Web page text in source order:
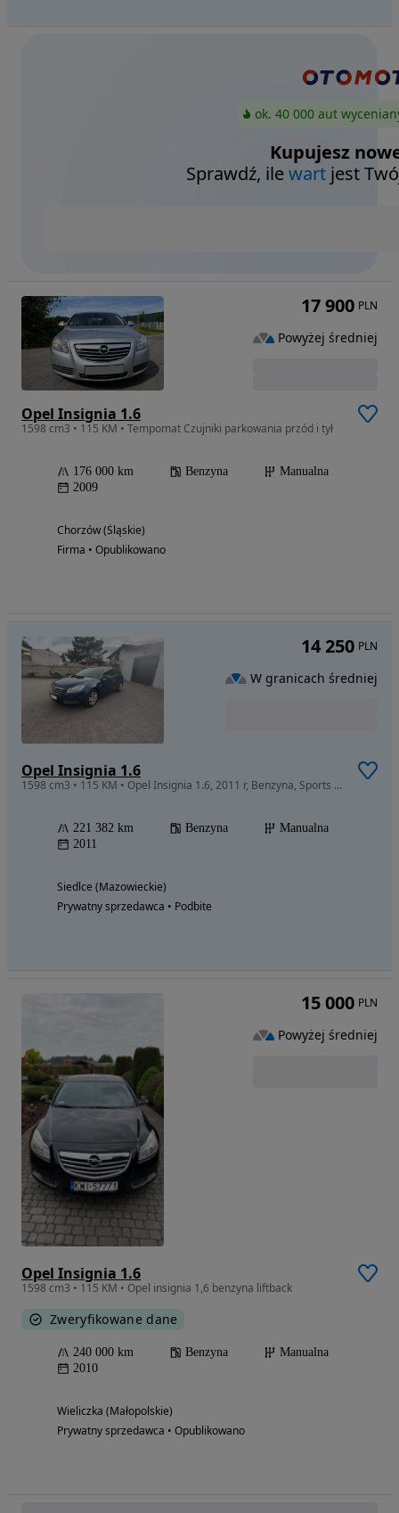
ok. 40 000 aut
Kupujesz
Sprawdź, ilewart jest
Opel Insignia 1.6
1598 cm3 • 115 KM • Tempomat Czujniki parkowania przód i tył
176 000 km Benzyna
Manualna
2009
Chorzów (Śląskie)
Firma • Opublikowano
17 900 PLN
Powyżej średniej
Opel Insignia 1.6
1598 cm3 • 115 KM • Opel Insignia 1.6, 2011 r, Benzyna, Sports Tourer Kombi, Nowy Rozrząd
221 382 km Benzyna
Manualna
2011
Siedlce (Mazowieckie)
Prywatny sprzedawca • Podbite
14 250 PLN
W granicach średniej
Opel Insignia 1.6
1598 cm3 • 115 KM • Opel insignia 1,6 benzyna liftback
Zweryfikowane dane
240 000 km Benzyna
Manualna
2010
Wieliczka (Małopolskie)
Prywatny sprzedawca • Opublikowano
15 000 PLN
Powyżej średniej